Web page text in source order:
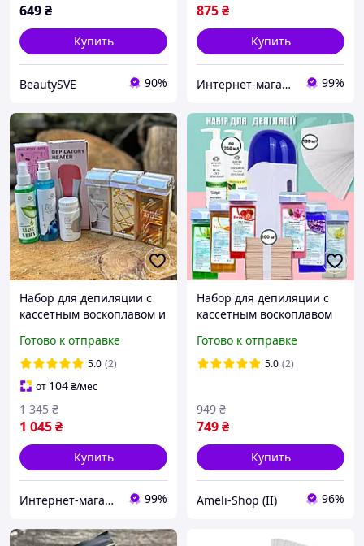
649₴
Купить
BeautySVE 90%
875₴
Купить
Интернет-магазин Star Beauty 99%
Набор для депиляции с
кассетным воскоплавом и
Maxi №4 (На 6 кассет
воска)
Готово к отправке
5.0 (2)
от 104₴/мес
1 045₴
1 345 ₴
Купить
Интернет-магазин Star Beauty 99%
Набор для депиляции с
кассетным воскоплавом
Готово к отправке
5.0 (2)
749₴
949 ₴
Купить
Ameli-Shop (II) 96%